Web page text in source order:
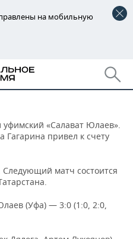
на мобильную
3:0
уфимский «Салават Юлаев».
Гагарина привел к счету
матч состоится
(Уфа) — 3:0 (1:0, 2:0,